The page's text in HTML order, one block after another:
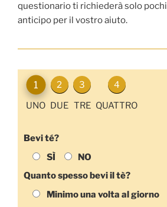
questionario ti richiederà solo
anticipo per il vostro aiuto.
1
UNO
2
DUE
3
TRE
4
QUATTRO
Bevi té?
SÌ
NO
Quanto spesso bevi il tè?
Minimo una volta al giorno